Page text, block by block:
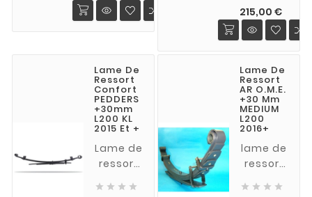
Double
Heavy
L200 2.4
did à
partir de
2015
(vendu
à l'unité)
mm
MEDIUM
(charge
jusqu'a
50 kg)
pour
L200 DiD
à partir
de 2015
MR et
MQ
215,00 €Prix
Lame De
Ressort
Confort
PEDDERS
+30mm
L200 KL
2015 Et +
Lame de
ressort
   
Lame De
Ressort
AR O.M.E.
+30 Mm
MEDIUM
L200
2016+
lame de
ressort
   